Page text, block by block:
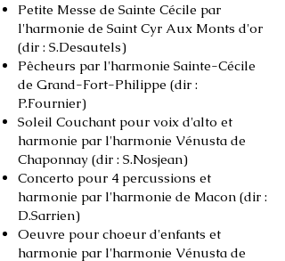
Petite Messe de Sainte Cécile par
l'harmonie de Saint Cyr Aux Monts d'or
(dir : S.Desautels)
Pêcheurs par l'harmonie Sainte-Cécile
de Grand-Fort-Philippe (dir :
P.Fournier)
Soleil Couchant pour voix d'alto et
harmonie par l'harmonie Vénusta de
Chaponnay (dir : S.Nosjean)
Concerto pour 4 percussions et
harmonie par l'harmonie de Macon (dir :
D.Sarrien)
Oeuvre pour choeur d'enfants et
harmonie par l'harmonie Vénusta de